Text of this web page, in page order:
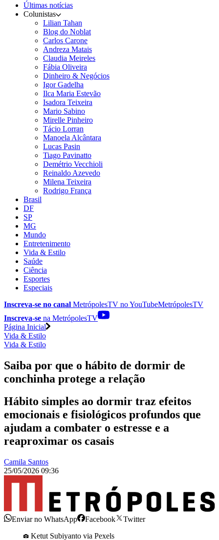
Últimas notícias
Colunistas
Lilian Tahan
Blog do Noblat
Carlos Carone
Andreza Matais
Claudia Meireles
Fábia Oliveira
Dinheiro & Negócios
Igor Gadelha
Ilca Maria Estevão
Isadora Teixeira
Mario Sabino
Mirelle Pinheiro
Tácio Lorran
Manoela Alcântara
Lucas Pasin
Tiago Pavinatto
Demétrio Vecchioli
Reinaldo Azevedo
Milena Teixeira
Rodrigo França
Brasil
DF
SP
MG
Mundo
Entretenimento
Vida & Estilo
Saúde
Ciência
Esportes
Especiais
Inscreva-se no canal MetrópolesTV noYouTubeMetrópolesTV
Inscreva-se na MetrópolesTV
Página Inicial
Vida & Estilo
Vida & Estilo
Saiba por que o hábito de dormir de
conchinha protege a relação
Hábito simples ao dormir traz efeitos
emocionais e fisiológicos profundos que
ajudam a combater o estresse e a
reaproximar os casais
Camila Santos
25/05/2026 09:36
Enviar no WhatsApp Facebook
Twitter
Ketut Subiyanto via Pexels